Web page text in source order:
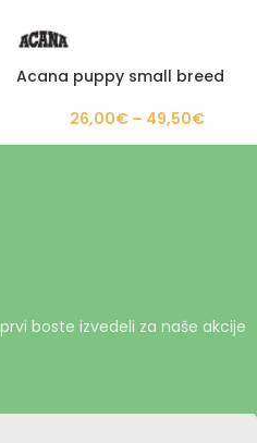
Acana puppy small breed
26,00€ – 49,50€
boste izvedeli za naše akcije